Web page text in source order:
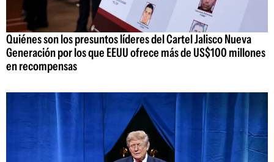
Quiénes son los presuntos líderes del Cartel Jalisco Nueva
Generación por los que EEUU ofrece más de US$100 millones
en recompensas